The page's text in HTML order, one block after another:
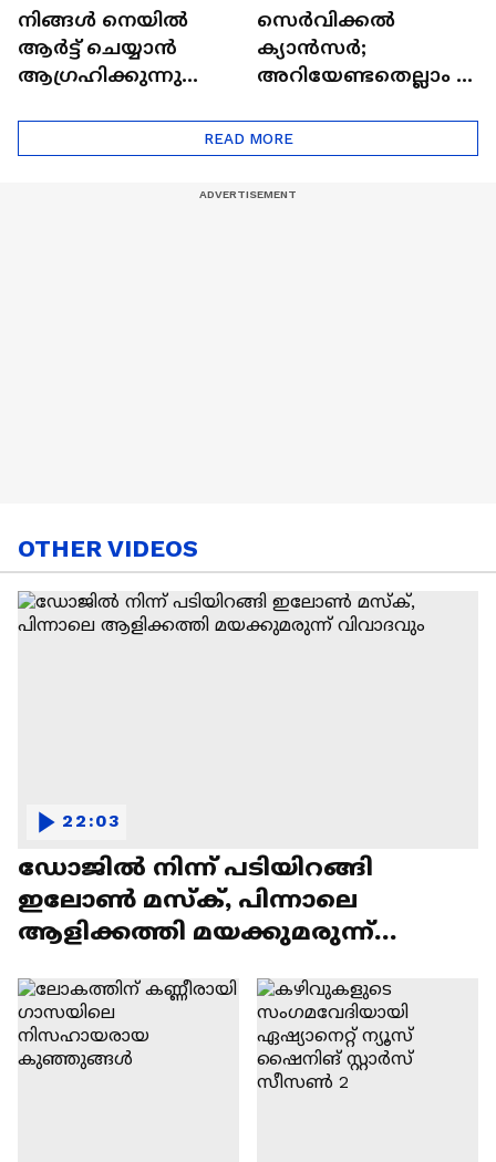
നിങ്ങൾ നെയിൽ
ആർട്ട് ചെയ്യാൻ
ആഗ്രഹിക്കുന്നുണ്ടോ
ട്രെൻഡിനെക്കുറിച്ച് |
Nail Art | Trends Cafe
സെർവിക്കൽ
ക്യാൻസർ;
അറിയേണ്ടതെല്ലാം |
Cancer
READ MORE
OTHER VIDEOS
ഡോജിൽ നിന്ന് പടിയിറങ്ങി
ഇലോൺ മസ്ക്, പിന്നാലെ
ആളിക്കത്തി മയക്കുമരുന്ന്
22:03